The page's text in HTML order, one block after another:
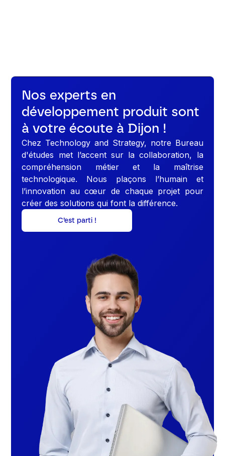
Nos experts en
développement produit sont
à votre écoute à Dijon !
Chez Technology and Strategy, notre Bureau
d'études met l’accent sur la collaboration, la
compréhension métier et la maîtrise
technologique. Nous plaçons l’humain et
l’innovation au cœur de chaque projet pour
créer des solutions qui font la différence.
C’est parti !